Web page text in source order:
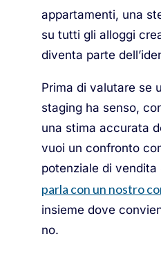
appartamenti, una
su tutti gli alloggi
diventa parte
Prima di valutare se
staging ha senso,
una stima accurata
vuoi un confronto
potenziale di vendita
parla con un nostro
insieme dove
no.